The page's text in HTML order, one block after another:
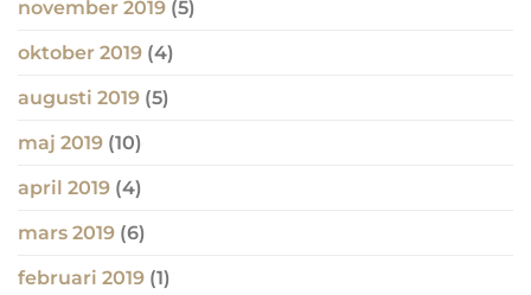
november 2019 (5)
oktober 2019 (4)
augusti 2019 (5)
maj 2019 (10)
april 2019 (4)
mars 2019 (6)
februari 2019 (1)